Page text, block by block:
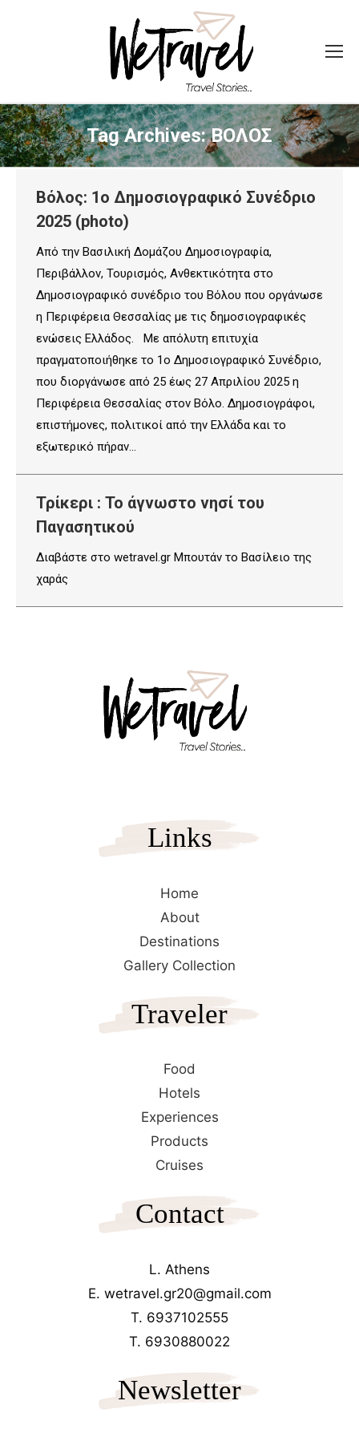
Tag Archives:ΒΟΛΟΣ
Βόλος: 1ο Δημοσιογραφικό Συνέδριο
2025 (photo)
Από την Βασιλική Δομάζου Δημοσιογραφία,
Περιβάλλον, Τουρισμός, Ανθεκτικότητα στο
Δημοσιογραφικό συνέδριο του Βόλου που οργάνωσε
η Περιφέρεια Θεσσαλίας με τις δημοσιογραφικές
ενώσεις Ελλάδος. Με απόλυτη επιτυχία
πραγματοποιήθηκε το 1ο Δημοσιογραφικό Συνέδριο,
που διοργάνωσε από 25 έως 27 Απριλίου 2025 η
Περιφέρεια Θεσσαλίας στον Βόλο. Δημοσιογράφοι,
επιστήμονες, πολιτικοί από την Ελλάδα και το
εξωτερικό πήραν…
Τρίκερι : Το άγνωστο νησί του
Παγασητικού
Διαβάστε στο wetravel.gr Μπουτάν το Βασίλειο της
χαράς
Links
Home
About
Destinations
Gallery Collection
Traveler
Food
Hotels
Experiences
Products
Cruises
Contact
L. Athens
E. wetravel.gr20@gmail.com
T. 6937102555
T. 6930880022
Newsletter